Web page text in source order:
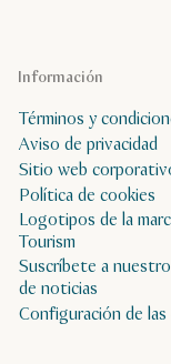
Información
Términos y
Aviso de privacidad
Sitio web
Política de cookies
Logotipos de la
Tourism
Suscríbete a
de noticias
Configuración de